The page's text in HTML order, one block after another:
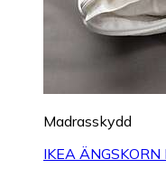
Madrasskydd
IKEA